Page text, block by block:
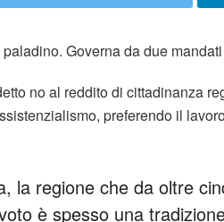
Governa da due
no al reddito di cittadinanza
preferendo il
la regione che da oltre
è spesso una